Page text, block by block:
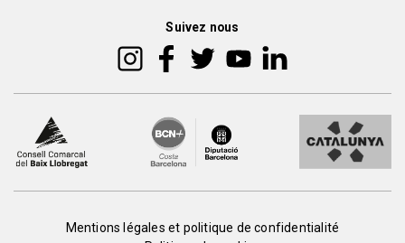
Suivez nous
Mentions légales et politique de confidentialité